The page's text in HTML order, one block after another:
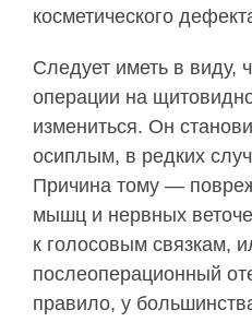
косметического
Следует иметь в виду,
операции на
измениться. Он
осиплым, в редких
Причина тому —
мышц и нервных
к голосовым связкам,
послеоперационный
правило, у